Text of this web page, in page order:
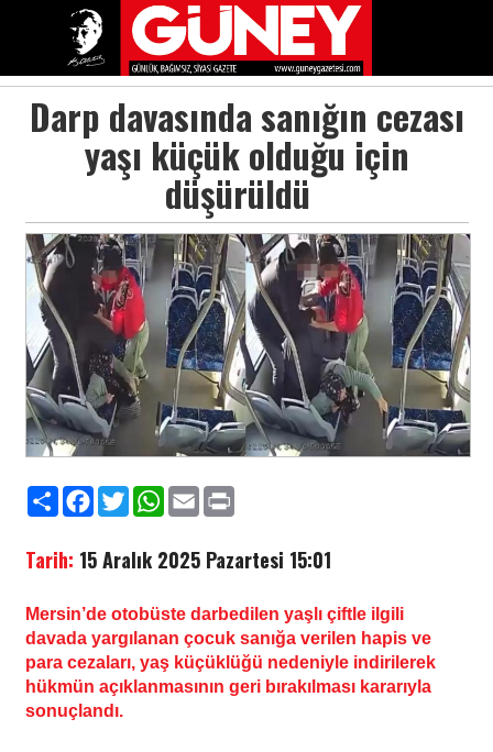
Darp davasında sanığın cezası
yaşı küçük olduğu için
düşürüldü
PaylaşFacebook
TwitterWhatsApp
EmailPrint
Tarih: 15 Aralık 2025 Pazartesi 15:01
Mersin’de otobüste darbedilen yaşlı çiftle ilgili
davada yargılanan çocuk sanığa verilen hapis ve
para cezaları, yaş küçüklüğü nedeniyle indirilerek
hükmün açıklanmasının geri bırakılması kararıyla
sonuçlandı.